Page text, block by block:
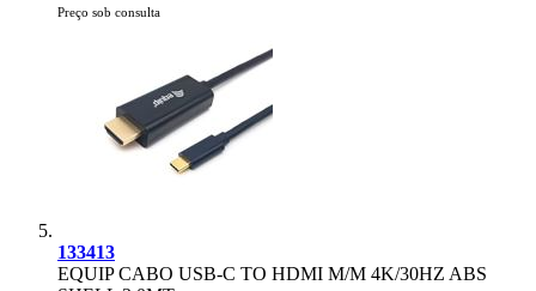
Preço sob consulta
133413
EQUIP CABO USB-C TO HDMI M/M 4K/30HZ ABS